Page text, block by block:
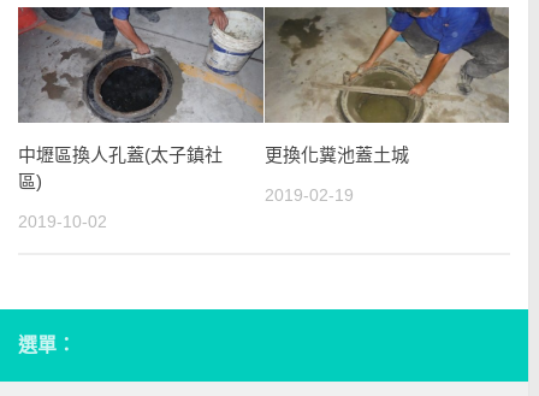
中壢區換人孔蓋(太子鎮社
區)
2019-10-02
更換化糞池蓋土城
2019-02-19
選單：